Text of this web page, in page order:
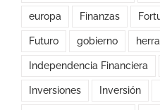
europa Finanzas
Futuro gobierno
Independencia Financiera
Inversiones Inversión